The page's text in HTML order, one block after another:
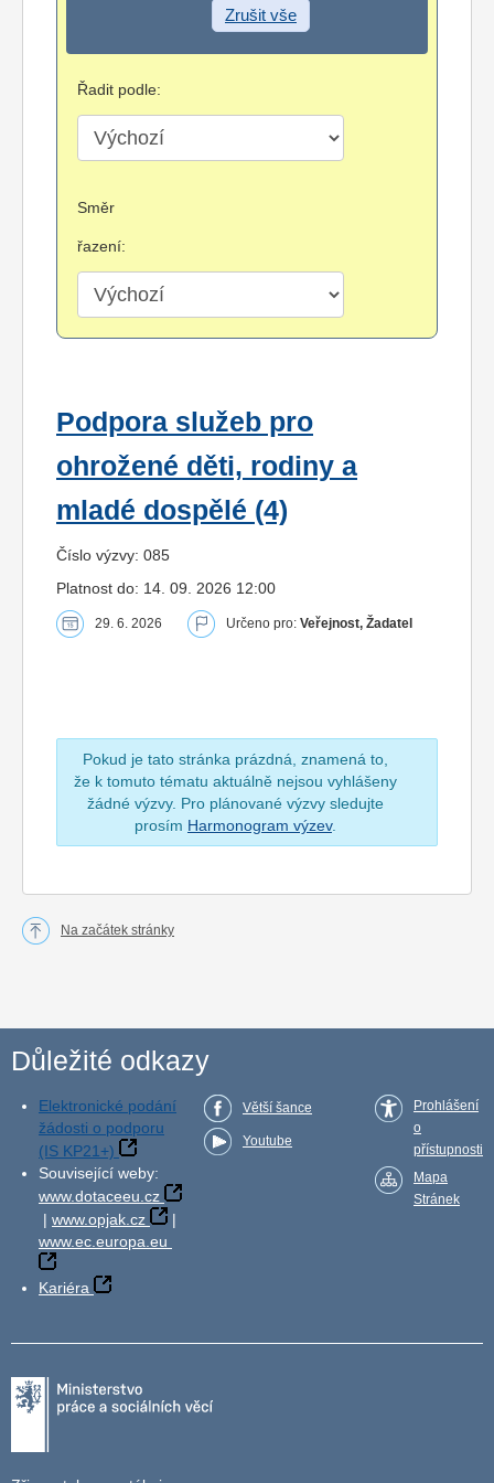
Zrušit vše
Řadit podle:
Směr
řazení:
Podpora služeb pro
ohrožené děti, rodiny a
mladé dospělé (4)
Číslo výzvy: 085
Platnost do: 14. 09. 2026 12:00
29. 6. 2026 Určeno pro: Veřejnost, Žadatel
Pokud je tato stránka prázdná, znamená to,
že k tomuto tématu aktuálně nejsou vyhlášeny
žádné výzvy. Pro plánované výzvy sledujte
prosím Harmonogram výzev.
Na začátek stránky
Důležité odkazy
Elektronické podání
žádosti o podporu
(IS KP21+)
Související weby:
www.dotaceeu.cz
| www.opjak.cz
|
www.ec.europa.eu
Kariéra
Větší šance
Youtube
Prohlášení
o
přístupnosti
Mapa
Stránek